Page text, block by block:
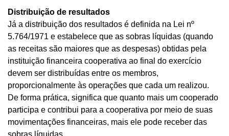
Distribuição de resultados
Já a distribuição dos resultados é definida na Lei nº
5.764/1971 e estabelece que as sobras líquidas (quando
as receitas são maiores que as despesas) obtidas pela
instituição financeira cooperativa ao final do exercício
devem ser distribuídas entre os membros,
proporcionalmente às operações que cada um realizou.
De forma prática, significa que quanto mais um cooperado
participa e contribui para a cooperativa por meio de suas
movimentações financeiras, mais ele pode receber das
sobras líquidas.